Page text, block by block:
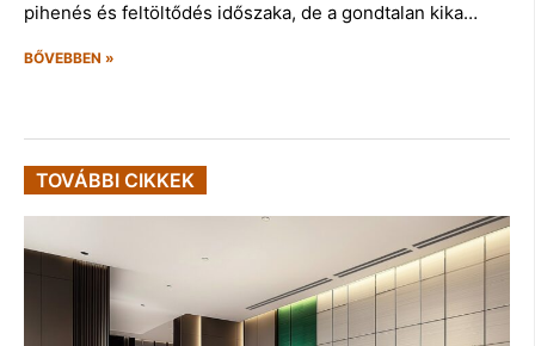
pihenés és feltöltődés időszaka, de a gondtalan kika…
BŐVEBBEN »
TOVÁBBI CIKKEK